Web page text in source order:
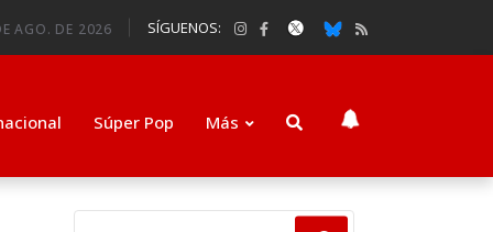
AGO. DE 2026 SÍGUENOS:
Súper Pop Más